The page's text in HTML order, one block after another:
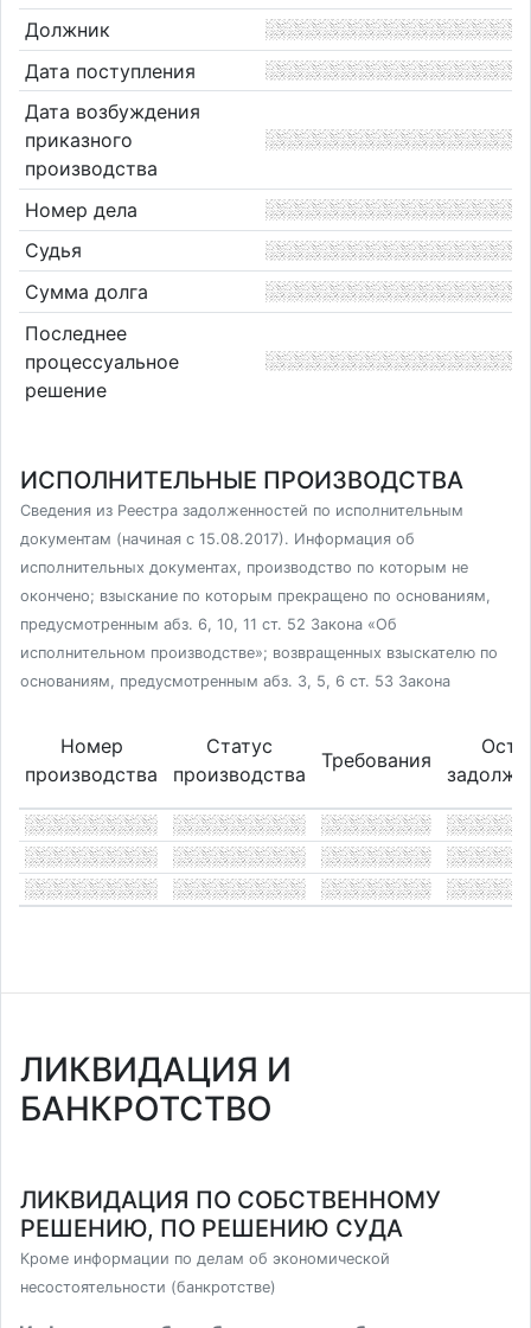
Должник
Дата поступления
Дата возбуждения
приказного
производства
Номер дела
Судья
Сумма долга
Последнее
процессуальное
решение
ИСПОЛНИТЕЛЬНЫЕ ПРОИЗВОДСТВА
Сведения из Реестра задолженностей по исполнительным
документам (начиная с 15.08.2017). Информация об
исполнительных документах, производство по которым не
окончено; взыскание по которым прекращено по основаниям,
предусмотренным абз. 6, 10, 11 ст. 52 Закона «Об
исполнительном производстве»; возвращенных взыскателю по
основаниям, предусмотренным абз. 3, 5, 6 ст. 53 Закона
Номер
производства
Статус
производства
Требования
ЛИКВИДАЦИЯ И
БАНКРОТСТВО
ЛИКВИДАЦИЯ ПО СОБСТВЕННОМУ
РЕШЕНИЮ, ПО РЕШЕНИЮ СУДА
Кроме информации по делам об экономической
несостоятельности (банкротстве)